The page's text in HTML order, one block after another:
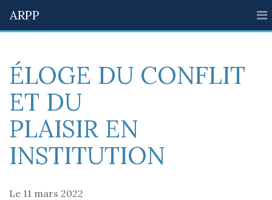
ARPP
ÉLOGE DU CONFLIT
ET DU
PLAISIR EN
INSTITUTION
Le 11 mars 2022